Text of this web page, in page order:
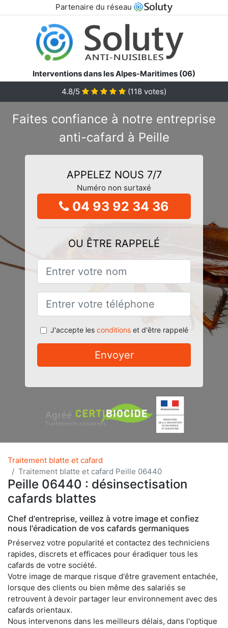
Partenaire du réseau
Interventions dans les Alpes-Maritimes (06)
4.8/5
(118 votes)
Faites confiance à notre entreprise
anti-cafard à Peille
APPELEZ NOUS 7/7
Numéro non surtaxé
04 93 92 34 36
OU ÊTRE RAPPELÉ
J'accepte les conditionset d'être rappelé
Envoyer
Traitement blatte et cafard
Traitement blatte et cafard Peille 06440
Peille 06440 : désinsectisation
cafards blattes
Chef d'entreprise, veillez à votre image et confiez
nous l'éradication de vos cafards germaniques
Préservez votre popularité et contactez des techniciens
rapides, discrets et efficaces pour éradiquer tous les
cafards de votre société.
Votre image de marque risque d'être gravement entachée,
lorsque des clients ou bien même des salariés se
retrouvent à devoir partager leur environnement avec des
cafards orientaux.
Nous intervenons dans les meilleurs délais, dans l'optique